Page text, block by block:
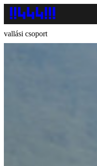
vallási csoport